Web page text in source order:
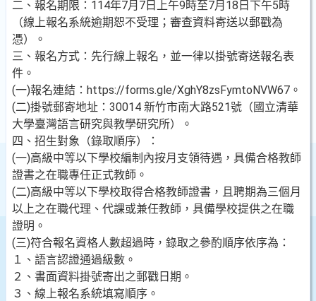
二、報名期限：114年7月7日上午9時至7月18日下午5時
（線上報名系統逾期恕不受理；審查資料寄送以郵戳為
憑）。
三、報名方式：先行線上報名，並一律以掛號寄送報名表
件。
(一)報名連結：https://forms.gle/XghY8zsFymtoNVW67。
(二)掛號郵寄地址：30014 新竹市南大路521號（國立清華
大學臺灣語言研究與教學研究所）。
四、招生對象（錄取順序）：
(一)高級中等以下學校編制內按月支領待遇，具備合格教師
證書之在職專任正式教師。
(二)高級中等以下學校取得合格教師證書，且聘期為三個月
以上之在職代理、代課或兼任教師，具備學校提供之在職
證明。
(三)符合報名資格人數超過時，錄取之參酌順序依序為：
１、語言認證通過級數。
２、書面資料掛號寄出之郵戳日期。
３、線上報名系統填寫順序。